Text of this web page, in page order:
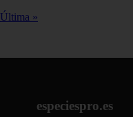
Última »
especiespro.es